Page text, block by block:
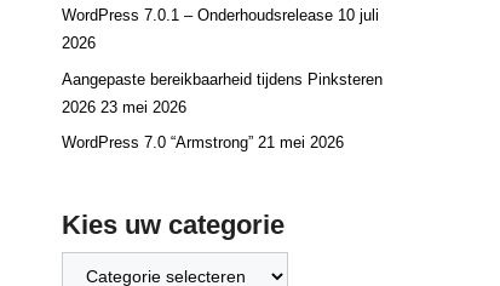
WordPress 7.0.1 – Onderhoudsrelease 10 juli
2026
Aangepaste bereikbaarheid tijdens Pinksteren
2026 23 mei 2026
WordPress 7.0 “Armstrong” 21 mei 2026
Kies uw categorie